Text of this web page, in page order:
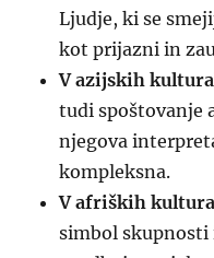
Ljudje, ki se
kot prijazni in
V azijskih
tudi spoštovanje
njegova
kompleksna.
V afriških
simbol skupnosti